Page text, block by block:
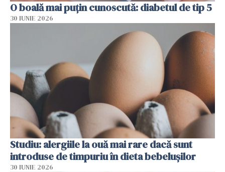
O boală mai puțin cunoscută: diabetul de tip 5
30 IUNIE 2026
Studiu: alergiile la ouă mai rare dacă sunt
introduse de timpuriu în dieta bebelușilor
30 IUNIE 2026